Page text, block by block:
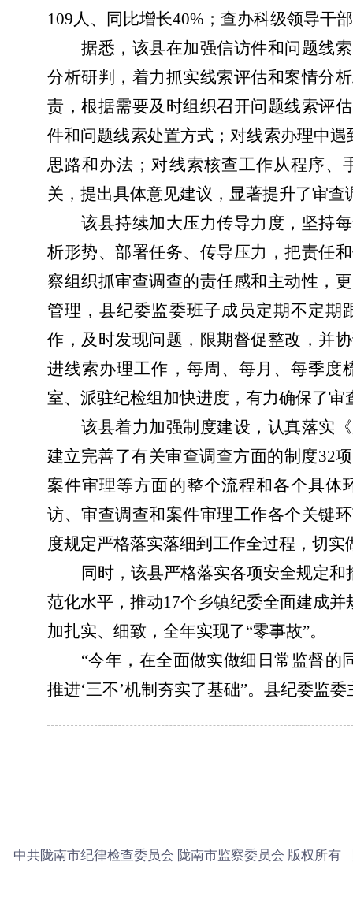
109人、同比增长40%；查办科级领导干
据悉，该县在加强信访件和问题线
分析研判，着力抓实线索评估和案情分
责，根据需要及时组织召开问题线索评
件和问题线索处置方式；对线索办理中
思路和办法；对线索核查工作从程序
关，提出具体意见建议，显著提升了审
该县持续加大压力传导力度，坚持
析形势、部署任务、传导压力，把责任
察组织抓审查调查的责任感和主动性，
管理，县纪委监委班子成员定期不定
作，及时发现问题，限期督促整改，并
进线索办理工作，每周、每月、每季
室、派驻纪检组加快进度，有力确保了审
该县着力加强制度建设，认真落实
建立完善了有关审查调查方面的制度32
案件审理等方面的整个流程和各个具
访、审查调查和案件审理工作各个关键
度规定严格落实落细到工作全过程，切
同时，该县严格落实各项安全规定
范化水平，推动17个乡镇纪委全面建成
加扎实、细致，全年实现了“零事故”。
“今年，在全面做实做细日常监督的
推进‘三不’机制夯实了基础”。县纪委监
中共陇南市纪律检查委员会 陇南市监察委员会 版权所有